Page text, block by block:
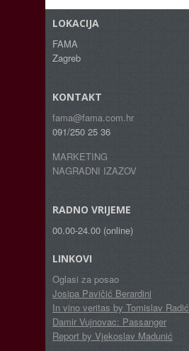
LOKACIJA
FAMA
Zagreb
KONTAKT
fama@fama.com.hr
091/250 25 36
MARKETING
NAGRADNI IZAZOV
RADNO VRIJEME
00.00-24.00 (online)
LINKOVI
Oglasi za posao
Josipa Pavičić Berardini
In vino veritas by Tomislav Radić
Damir Vujnovac: Passanger
Report by Vjekoslav Madunić